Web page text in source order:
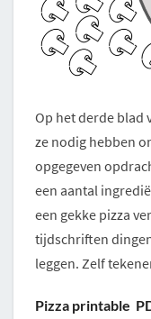
Op het derde blad
ze nodig hebben
opgegeven
een aantal
een gekke pizza
tijdschriften
leggen. Zelf
Pizza printable